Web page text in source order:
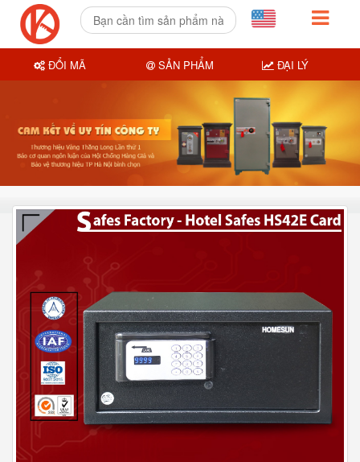
ĐỔI MÃ SẢN PHẨM ĐẠI LÝ